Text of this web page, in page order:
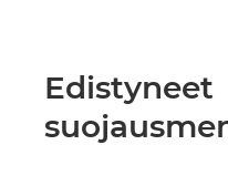
Edistyneet